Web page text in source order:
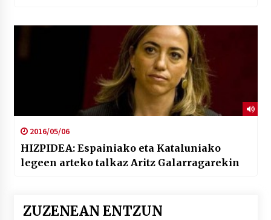
2016/05/06
HIZPIDEA: Espainiako eta Kataluniako
legeen arteko talkaz Aritz Galarragarekin
ZUZENEAN ENTZUN